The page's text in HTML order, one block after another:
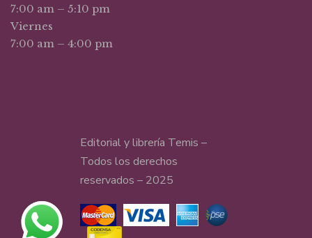
7:00 am – 5:10 pm
Viernes
7:00 am – 4:00 pm
Editorial y librería Temis –
Todos los derechos
reservados – 2025